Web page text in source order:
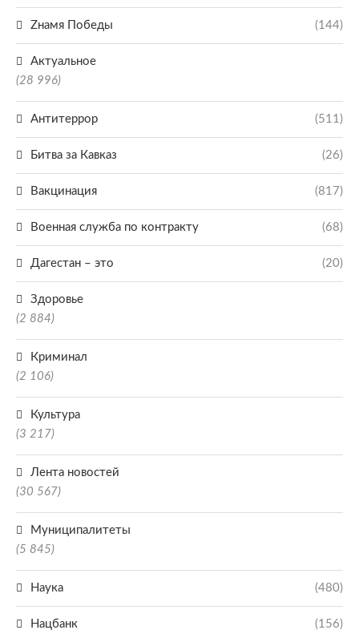
Zнамя Победы (144)
Актуальное
(28 996)
Антитеррор (511)
Битва за Кавказ (26)
Вакцинация (817)
Военная служба по контракту (68)
Дагестан – это (20)
Здоровье
(2 884)
Криминал
(2 106)
Культура
(3 217)
Лента новостей
(30 567)
Муниципалитеты
(5 845)
Наука (480)
Нацбанк (156)